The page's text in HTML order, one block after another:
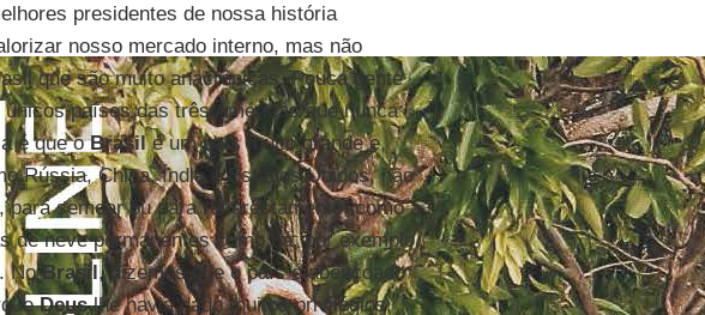
presidentes de nossa história
nosso mercado interno, mas não
que são muito anacrônicas. Pouca gente
países das três Américas que nunca
é que oBrasilé um país muito grande e,
Rússia, China, Índia e Estados Unidos, não
semear ou para reflorestamento, como a
de neve permanentes como há, por exemplo,
NoBrasil, dizemos que o país é abençoado
Deuslhe havia dado muitos privilégios,